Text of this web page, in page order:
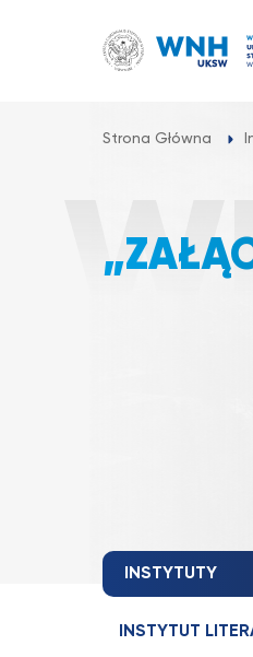
Strona Główna
INSTYTUTY
INSTYTUT